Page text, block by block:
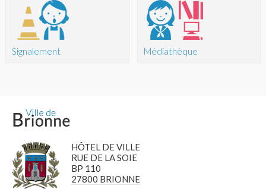
Signalement Médiathèque
HÔTEL DE VILLE
RUE DE LA SOIE
BP 110
27800 BRIONNE